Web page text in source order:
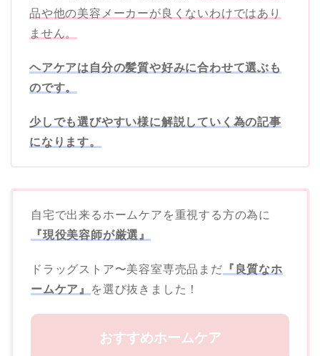
品や他の美容メーカーが良くないわけではあり
ません。
ヘアケアは自分の髪質や好みに合わせて選ぶも
のです。
少しでも選びやすい様に解説していく為の記事
になります。
自宅で出来るホームケアを重視する方の為に
『現役美容師が厳選』
ドラッグストア〜美容室専売品まだ 『良質なホ
ームケア』
を選び抜きました！
おすすめホームケア